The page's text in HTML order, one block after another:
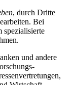
, durch Dritte
Bei
spezialisierte
und andere